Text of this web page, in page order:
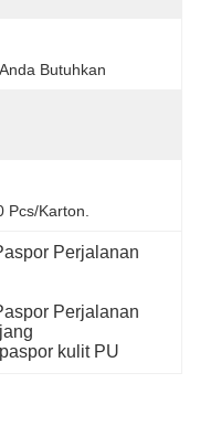
Butuhkan
Pcs/karton.
Perjalanan
Perjalanan
kulit PU